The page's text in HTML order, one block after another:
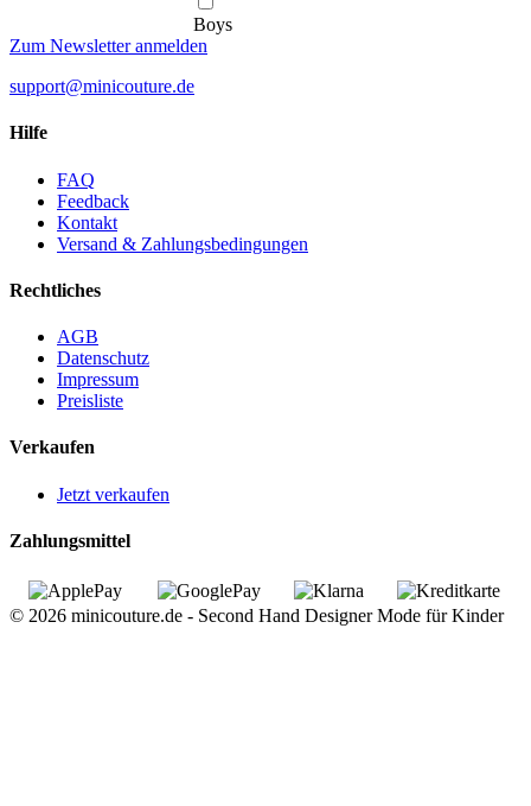
Boys
Zum Newsletter anmelden
support@minicouture.de
Hilfe
FAQ
Feedback
Kontakt
Versand & Zahlungsbedingungen
Rechtliches
AGB
Datenschutz
Impressum
Preisliste
Verkaufen
Jetzt verkaufen
Zahlungsmittel
© 2026 minicouture.de - Second Hand Designer Mode für Kinder